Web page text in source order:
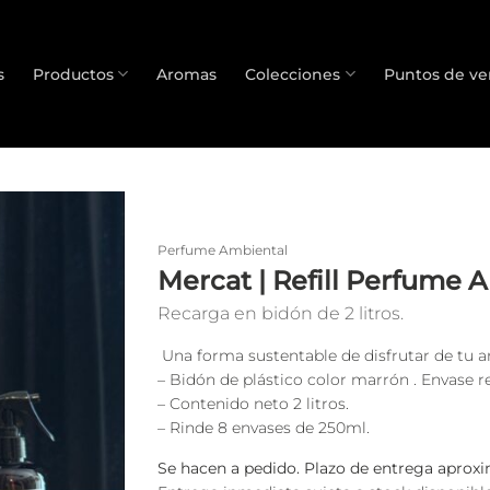
Productos Aromas Colecciones Puntos de
Perfume Ambiental
Mercat | Refill Perfume
Recarga en bidón de 2 litros.
Una forma sustentable de disfrutar de tu
– Bidón de plástico color marrón . Envase
– Contenido neto 2 litros.
– Rinde 8 envases de 250ml.
Se hacen a pedido. Plazo de entrega